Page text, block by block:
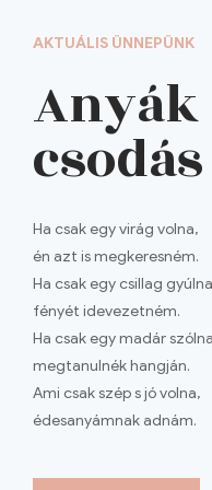
AKTUÁLIS ÜNNEPÜNK
Ha csak egy virág volna,
én azt is megkeresném.
Ha csak egy csillag
fényét idevezetném.
Ha csak egy madár
megtanulnék hangján.
Ami csak szép s jó volna,
édesanyámnak adnám.